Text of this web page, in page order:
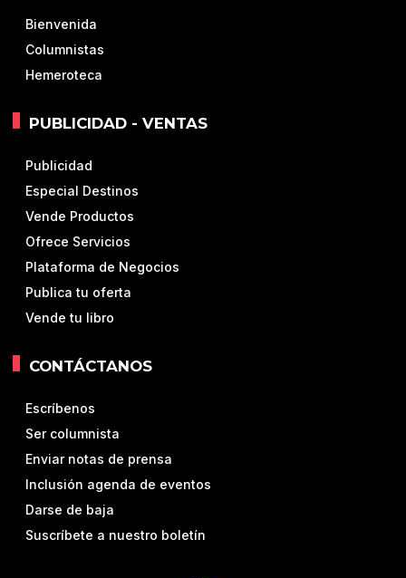
Bienvenida
Columnistas
Hemeroteca
PUBLICIDAD - VENTAS
Publicidad
Especial Destinos
Vende Productos
Ofrece Servicios
Plataforma de Negocios
Publica tu oferta
Vende tu libro
CONTÁCTANOS
Escríbenos
Ser columnista
Enviar notas de prensa
Inclusión agenda de eventos
Darse de baja
Suscríbete a nuestro boletín